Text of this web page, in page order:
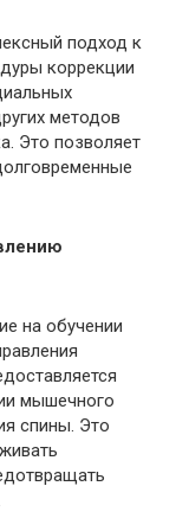
подход к
коррекции
методов
Это позволяет
на обучении
мышечного
спины. Это